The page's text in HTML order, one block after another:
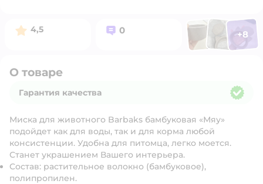
Рейтинг:
4,5 Вопросов:
0 ФотоФотоФото
+8
Открыть
О товаре
Гарантия качества
Миска для животного Barbaks бамбуковая «Мяу»
подойдет как для воды, так и для корма любой
консистенции. Удобна для питомца, легко моется.
Станет украшением Вашего интерьера.
Состав: растительное волокно (бамбуковое),
полипропилен.